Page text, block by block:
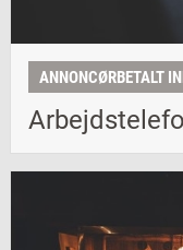
ANNONCØRBETALT